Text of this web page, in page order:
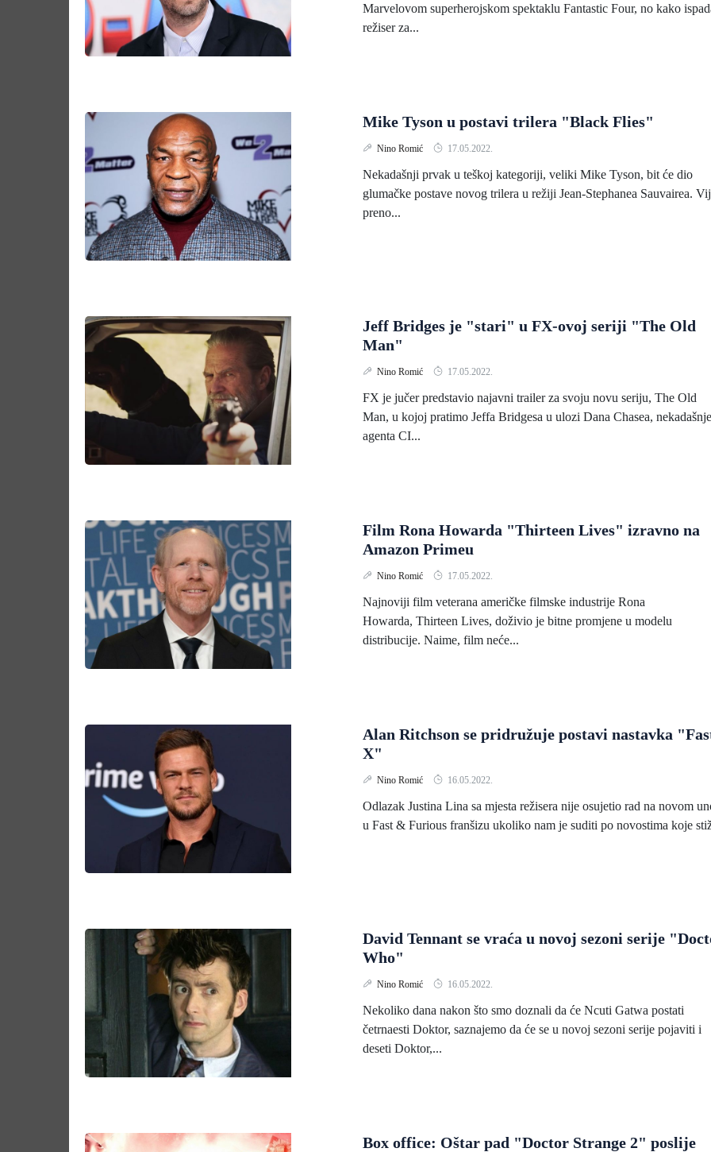
Marvelovom superherojskom spektaklu Fantastic Four, no kako
režiser za...
Mike Tyson u postavi trilera "Black Flies"
Nino Romić 17.05.2022.
Nekadašnji prvak u teškoj kategoriji, veliki Mike Tyson, bit će dio
glumačke postave novog trilera u režiji Jean-Stephanea Sauvairea.
preno...
Jeff Bridges je "stari" u FX-ovoj seriji "The Old
Man"
Nino Romić 17.05.2022.
FX je jučer predstavio najavni trailer za svoju novu seriju, The Old
Man, u kojoj pratimo Jeffa Bridgesa u ulozi Dana Chasea,
agenta CI...
Film Rona Howarda "Thirteen Lives" izravno na
Amazon Primeu
Nino Romić 17.05.2022.
Najnoviji film veterana američke filmske industrije Rona
Howarda, Thirteen Lives, doživio je bitne promjene u modelu
distribucije. Naime, film neće...
Alan Ritchson se pridružuje postavi nastavka
X"
Nino Romić 16.05.2022.
Odlazak Justina Lina sa mjesta režisera nije osujetio rad na novom
u Fast & Furious franšizu ukoliko nam je suditi po novostima koje
David Tennant se vraća u novoj sezoni serije
Who"
Nino Romić 16.05.2022.
Nekoliko dana nakon što smo doznali da će Ncuti Gatwa postati
četrnaesti Doktor, saznajemo da će se u novoj sezoni serije pojaviti i
deseti Doktor,...
Box office: Oštar pad "Doctor Strange 2" poslije